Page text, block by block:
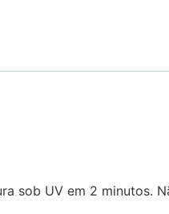
sob UV em 2 minutos.